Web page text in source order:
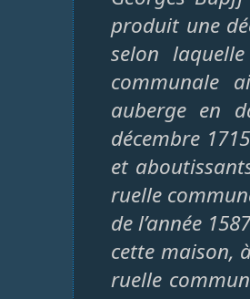
produit une
selon
communale
auberge en
décembre
et
ruelle
de l’année
cette maison,
ruelle